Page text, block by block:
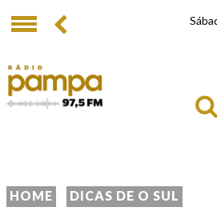
HOME DICAS DE O SUL